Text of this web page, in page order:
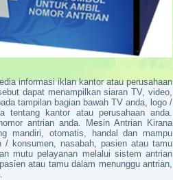
informasi iklan kantor atau perusahaan
dapat menampilkan siaran TV, video,
tampilan bagian bawah TV anda, logo /
tentang kantor atau perusahaan anda.
antrian anda. Mesin Antrian Kirana
mandiri, otomatis, handal dan mampu
/ konsumen, nasabah, pasien atau tamu
mutu pelayanan melalui sistem antrian
atau tamu dalam menunggu antrian,